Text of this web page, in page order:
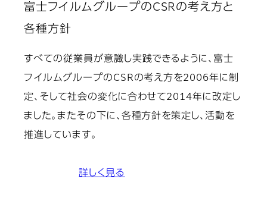
富士フイルムグループのCSRの考え方と
各種方針
すべての従業員が意識し実践できるように、富士
フイルムグループのCSRの考え方を2006年に制
定、そして社会の変化に合わせて2014年に改定し
ました。またその下に、各種方針を策定し、活動を
推進しています。
詳しく見る